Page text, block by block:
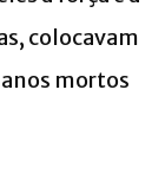
colocavam
mortos